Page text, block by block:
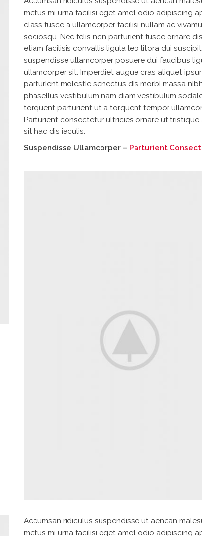
metus mi urna facilisi eget amet odio adipiscing
class fusce a ullamcorper facilisi nullam ac
sociosqu. Nec felis non parturient fusce ornare
etiam facilisis convallis ligula leo litora dui suscipit
suspendisse ullamcorper posuere dui faucibus
ullamcorper sit. Imperdiet augue cras aliquet
parturient molestie senectus dis morbi massa nibh
phasellus vestibulum nam diam vestibulum
torquent parturient ut a torquent tempor
Parturient consectetur ultricies ornare ut tristique
sit hac dis iaculis.
Suspendisse Ullamcorper – Parturient
Accumsan ridiculus suspendisse ut aenean
metus mi urna facilisi eget amet odio adipiscing